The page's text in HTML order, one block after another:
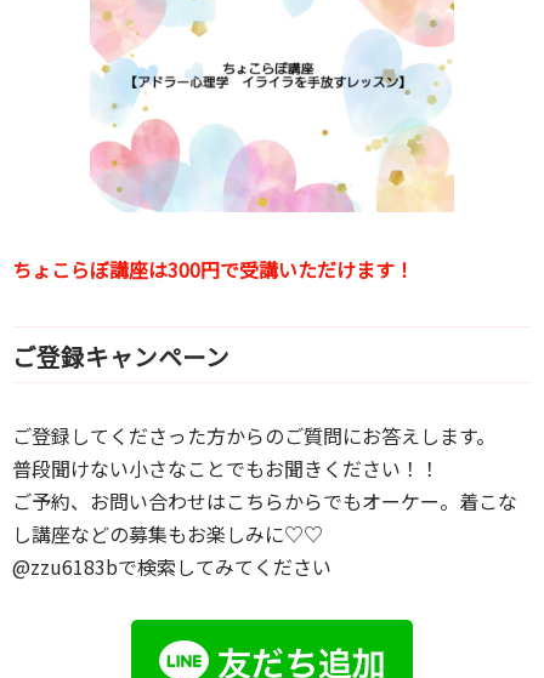
ちょこらぼ講座は300円で受講いただけます！
ご登録キャンペーン
ご登録してくださった方からのご質問にお答えします。
普段聞けない小さなことでもお聞きください！！
ご予約、お問い合わせはこちらからでもオーケー。着こな
し講座などの募集もお楽しみに♡♡
@zzu6183bで検索してみてください